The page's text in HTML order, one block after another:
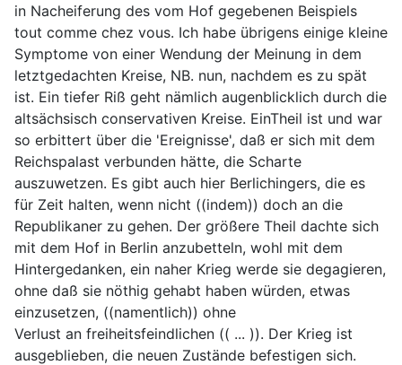
in Nacheiferung des vom Hof gegebenen Beispiels
tout comme chez vous. Ich habe übrigens einige kleine
Symptome von einer Wendung der Meinung in dem
letztgedachten Kreise, NB. nun, nachdem es zu spät
ist. Ein tiefer Riß geht nämlich augenblicklich durch die
altsächsisch conservativen Kreise. EinTheil ist und war
so erbittert über die 'Ereignisse', daß er sich mit dem
Reichspalast verbunden hätte, die Scharte
auszuwetzen. Es gibt auch hier Berlichingers, die es
für Zeit halten, wenn nicht ((indem)) doch an die
Republikaner zu gehen. Der größere Theil dachte sich
mit dem Hof in Berlin anzubetteln, wohl mit dem
Hintergedanken, ein naher Krieg werde sie degagieren,
ohne daß sie nöthig gehabt haben würden, etwas
einzusetzen, ((namentlich)) ohne
Verlust an freiheitsfeindlichen (( ... )). Der Krieg ist
ausgeblieben, die neuen Zustände befestigen sich.